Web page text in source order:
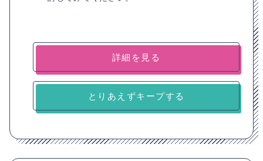
詳細を見る
とりあえずキープする